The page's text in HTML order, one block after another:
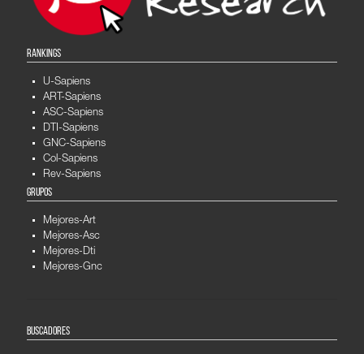
RANKINGS
U-Sapiens
ART-Sapiens
ASC-Sapiens
DTI-Sapiens
GNC-Sapiens
Col-Sapiens
Rev-Sapiens
GRUPOS
Mejores-Art
Mejores-Asc
Mejores-Dti
Mejores-Gnc
BUSCADORES